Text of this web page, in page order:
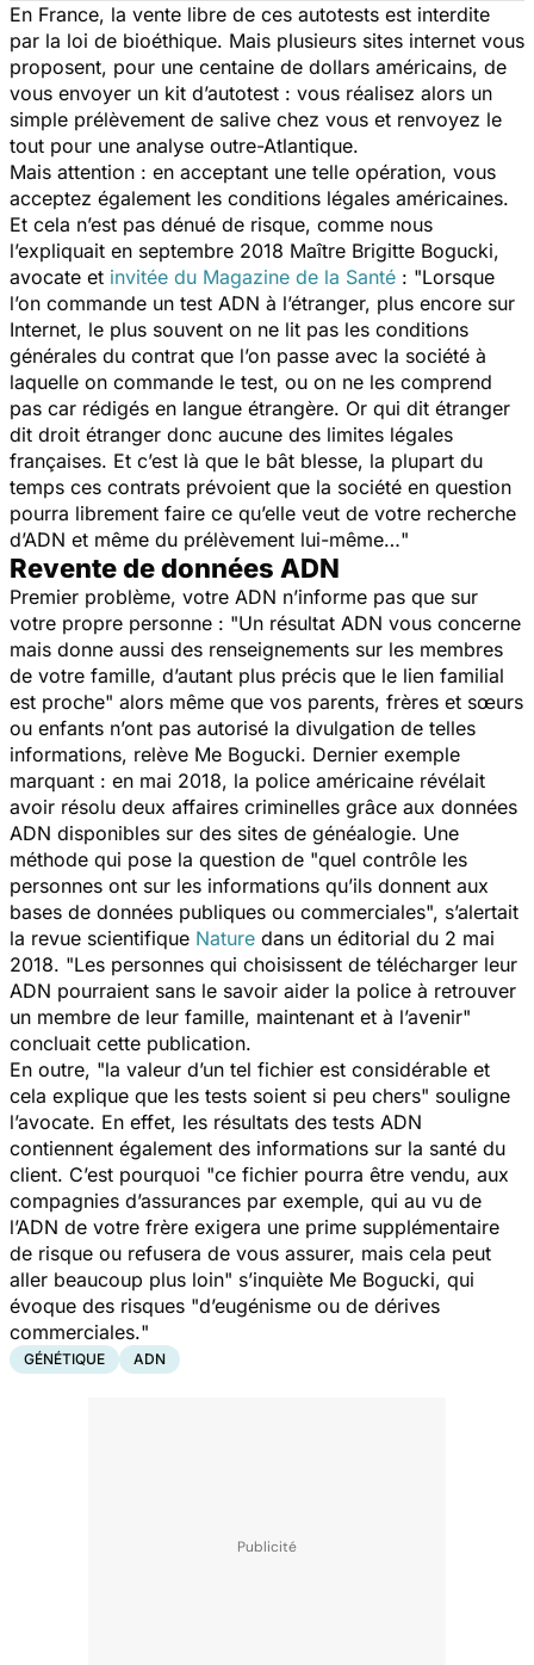
En France, la vente libre de ces autotests est interdite
par la loi de bioéthique. Mais plusieurs sites internet vous
proposent, pour une centaine de dollars américains, de
vous envoyer un kit d’autotest : vous réalisez alors un
simple prélèvement de salive chez vous et renvoyez le
tout pour une analyse outre-Atlantique.
Mais attention : en acceptant une telle opération, vous
acceptez également les conditions légales américaines.
Et cela n’est pas dénué de risque, comme nous
l’expliquait en septembre 2018 Maître Brigitte Bogucki,
avocate et invitée du Magazine de la Santé : "Lorsque
l’on commande un test ADN à l’étranger, plus encore sur
Internet, le plus souvent on ne lit pas les conditions
générales du contrat que l’on passe avec la société à
laquelle on commande le test, ou on ne les comprend
pas car rédigés en langue étrangère. Or qui dit étranger
dit droit étranger donc aucune des limites légales
françaises. Et c’est là que le bât blesse, la plupart du
temps ces contrats prévoient que la société en question
pourra librement faire ce qu’elle veut de votre recherche
d’ADN et même du prélèvement lui-même…"
Revente de données ADN
Premier problème, votre ADN n’informe pas que sur
votre propre personne : "Un résultat ADN vous concerne
mais donne aussi des renseignements sur les membres
de votre famille, d’autant plus précis que le lien familial
est proche" alors même que vos parents, frères et sœurs
ou enfants n’ont pas autorisé la divulgation de telles
informations, relève Me Bogucki. Dernier exemple
marquant : en mai 2018, la police américaine révélait
avoir résolu deux affaires criminelles grâce aux données
ADN disponibles sur des sites de généalogie. Une
méthode qui pose la question de "quel contrôle les
personnes ont sur les informations qu’ils donnent aux
bases de données publiques ou commerciales", s’alertait
la revue scientifique Nature dans un éditorial du 2 mai
2018. "Les personnes qui choisissent de télécharger leur
ADN pourraient sans le savoir aider la police à retrouver
un membre de leur famille, maintenant et à l’avenir"
concluait cette publication.
En outre, "la valeur d’un tel fichier est considérable et
cela explique que les tests soient si peu chers" souligne
l’avocate. En effet, les résultats des tests ADN
contiennent également des informations sur la santé du
client. C’est pourquoi "ce fichier pourra être vendu, aux
compagnies d’assurances par exemple, qui au vu de
l’ADN de votre frère exigera une prime supplémentaire
de risque ou refusera de vous assurer, mais cela peut
aller beaucoup plus loin" s’inquiète Me Bogucki, qui
évoque des risques "d’eugénisme ou de dérives
commerciales."
GÉNÉTIQUE ADN